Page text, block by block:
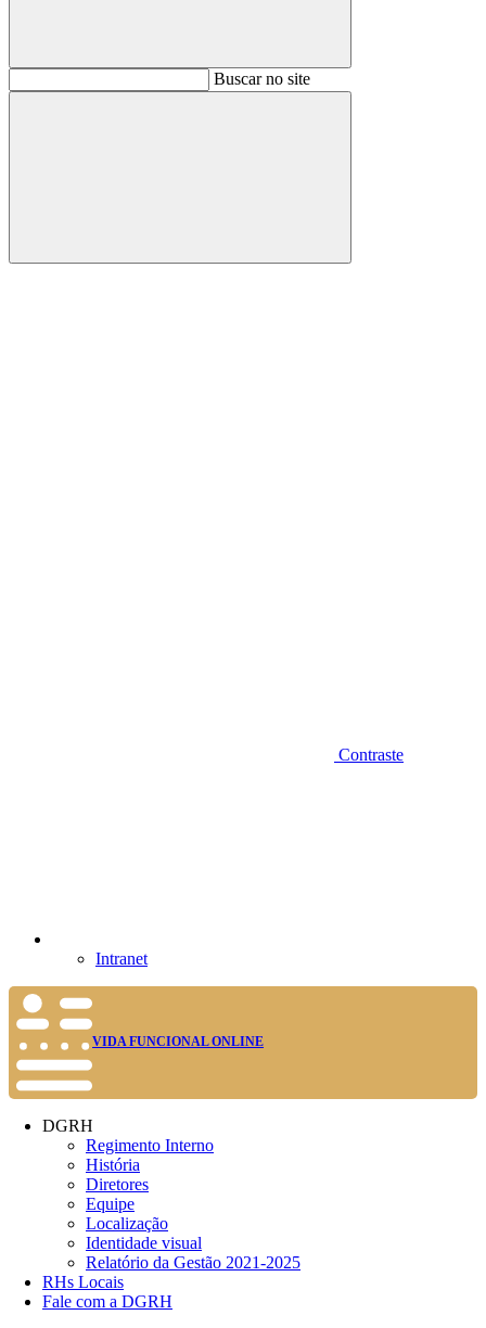
BuscarBuscar no site
Buscar
Contraste
Intranet
VIDA FUNCIONAL ONLINE
DGRH
Regimento Interno
História
Diretores
Equipe
Localização
Identidade visual
Relatório da Gestão 2021-2025
RHs Locais
Fale com a DGRH